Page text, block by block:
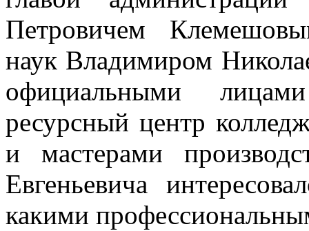
Петровичем
наук Владимиром
официальными
ресурсный центр
и мастерами
Евгеньевича
какими